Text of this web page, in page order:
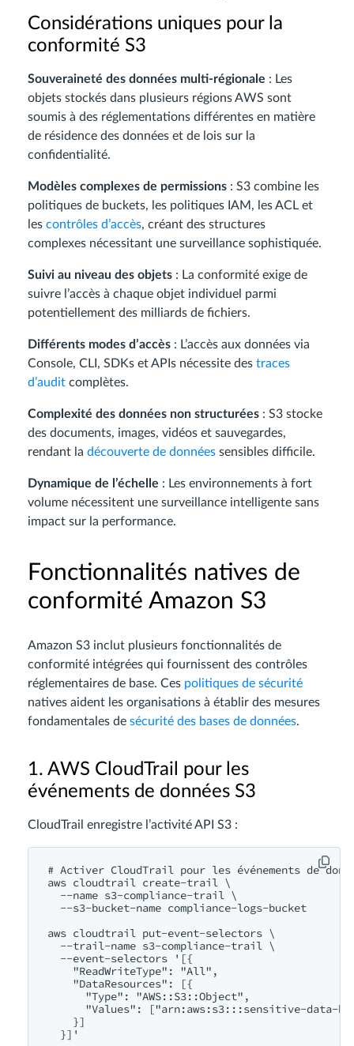
Considérations uniques pour la
conformité S3
Souveraineté des données multi-régionale : Les
objets stockés dans plusieurs régions AWS sont
soumis à des réglementations différentes en matière
de résidence des données et de lois sur la
confidentialité.
Modèles complexes de permissions : S3 combine les
politiques de buckets, les politiques IAM, les ACL et
les contrôles d’accès, créant des structures
complexes nécessitant une surveillance sophistiquée.
Suivi au niveau des objets : La conformité exige de
suivre l’accès à chaque objet individuel parmi
potentiellement des milliards de fichiers.
Différents modes d’accès : L’accès aux données via
Console, CLI, SDKs et APIs nécessite des traces
d’audit complètes.
Complexité des données non structurées : S3 stocke
des documents, images, vidéos et sauvegardes,
rendant la découverte de données sensibles difficile.
Dynamique de l’échelle : Les environnements à fort
volume nécessitent une surveillance intelligente sans
impact sur la performance.
Fonctionnalités natives de
conformité Amazon S3
Amazon S3 inclut plusieurs fonctionnalités de
conformité intégrées qui fournissent des contrôles
réglementaires de base. Ces politiques de sécurité
natives aident les organisations à établir des mesures
fondamentales de sécurité des bases de données.
1. AWS CloudTrail pour les
événements de données S3
CloudTrail enregistre l’activité API S3 :
# Activer CloudTrail pour les événements de
aws cloudtrail create-trail \
  --name s3-compliance-trail \
  --s3-bucket-name compliance-logs-bucket
aws cloudtrail put-event-selectors \
  --trail-name s3-compliance-trail \
  --event-selectors '[{
    "ReadWriteType": "All",
    "DataResources": [{
      "Type": "AWS::S3::Object",
"Values": ["arn:aws:s3:::sensitive-data-
    }]